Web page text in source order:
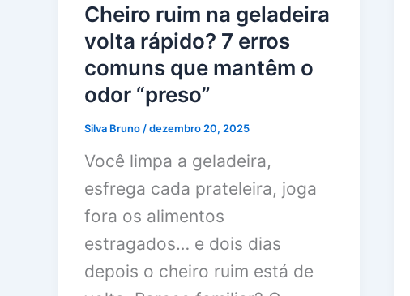
Cheiro ruim na geladeira
volta rápido? 7 erros
comuns que mantêm o
odor “preso”
Silva Bruno /dezembro 20, 2025
Você limpa a geladeira,
esfrega cada prateleira, joga
fora os alimentos
estragados… e dois dias
depois o cheiro ruim está de